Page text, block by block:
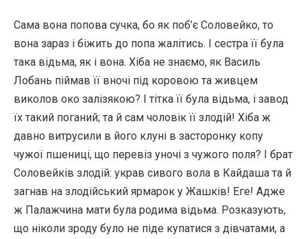
Сама вона попова сучка, бо як поб’є Соловейко, то
вона зараз і біжить до попа жалітись. І сестра її була
така відьма, як і вона. Хіба не знаємо, як Василь
Лобань піймав її вночі під коровою та живцем
виколов око залізякою? І тітка її була відьма, і завод
їх такий поганий; та й сам чоловік її злодій! Хіба ж
давно витрусили в його клуні в засторонку копу
чужої пшениці, що перевіз уночі з чужого поля? І брат
Соловейків злодій: украв сивого вола в Кайдаша та й
загнав на злодійський ярмарок у Жашків! Еге! Адже
ж Палажчина мати була родима відьма. Розказують,
що ніколи зроду було не піде купатися з дівчатами, а